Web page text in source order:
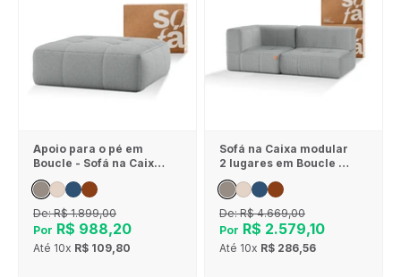
Apoio para o pé em
Boucle - Sofá na Caixa
- Cinza
De:R$ 1.899,00
Por R$ 988,20
Até 10x R$ 109,80
Sofá na Caixa modular
2 lugares em Boucle - 1
De:R$ 4.669,00
Por R$ 2.579,10
Até 10x R$ 286,56